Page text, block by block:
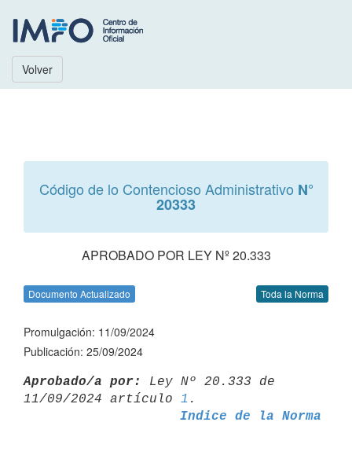
Volver
Código de lo Contencioso Administrativo N°
20333
APROBADO POR LEY Nº 20.333
Documento Actualizado Toda la Norma
Promulgación: 11/09/2024
Publicación: 25/09/2024
Aprobado/a por:
Ley Nº 20.333 de
11/09/2024 artículo 1
Indice de la Norma